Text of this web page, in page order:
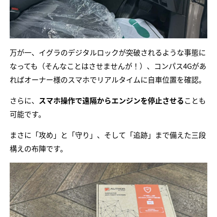
万が一、イグラのデジタルロックが突破されるような事態に
なっても（そんなことはさせませんが！）、コンパス4Gがあ
ればオーナー様のスマホでリアルタイムに自車位置を確認。
さらに、 スマホ操作で遠隔からエンジンを停止させることも
可能です。
まさに「攻め」と「守り」、そして「追跡」まで備えた三段
構えの布陣です。